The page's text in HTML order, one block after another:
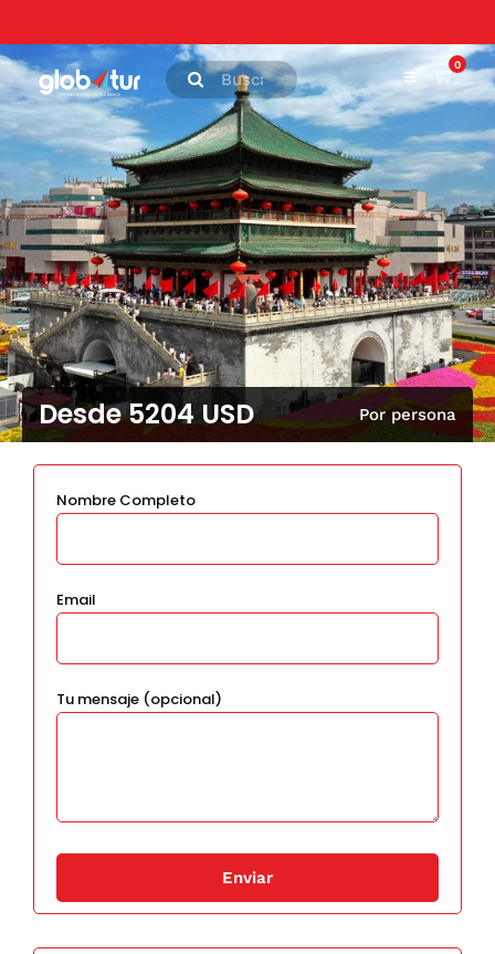
0
Desde 5204 USD Por persona
Nombre Completo
Email
Tu mensaje (opcional)